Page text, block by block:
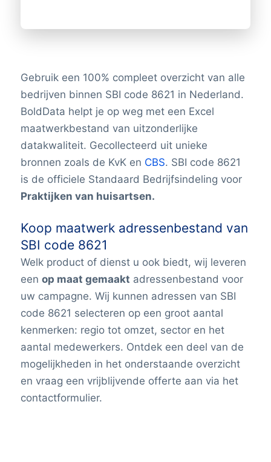
Gebruik een 100% compleet overzicht van alle
bedrijven binnen SBI code 8621 in Nederland.
BoldData helpt je op weg met een Excel
maatwerkbestand van uitzonderlijke
datakwaliteit. Gecollecteerd uit unieke
bronnen zoals de KvK en CBS. SBI code 8621
is de officiele Standaard Bedrijfsindeling voor
Praktijken van huisartsen.
Koop maatwerk adressenbestand van
SBI code 8621
Welk product of dienst u ook biedt, wij leveren
een op maat gemaakt adressenbestand voor
uw campagne. Wij kunnen adressen van SBI
code 8621 selecteren op een groot aantal
kenmerken: regio tot omzet, sector en het
aantal medewerkers. Ontdek een deel van de
mogelijkheden in het onderstaande overzicht
en vraag een vrijblijvende offerte aan via het
contactformulier.